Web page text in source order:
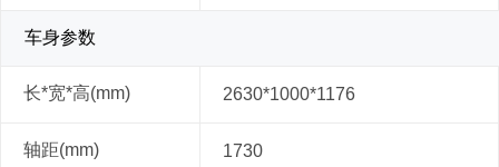
车身参数
长*宽*高(mm) 2630*1000*1176
轴距(mm) 1730